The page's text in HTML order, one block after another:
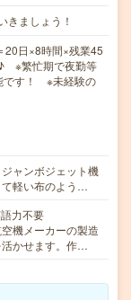
ましょう！
日×8時間×残業45
※繁忙期で夜勤等
です！ ※未経験の
ャンボジェット機
軽い布のよう…
力不要
機メーカーの製造
活かせます。作…